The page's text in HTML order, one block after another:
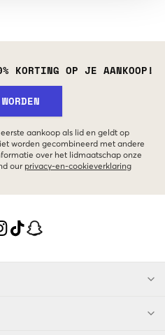
KORTING OP JE AANKOOP!
aankoop als lid en geldt op
worden gecombineerd met andere
over het lidmaatschap onze
our privacy-en-cookieverklaring